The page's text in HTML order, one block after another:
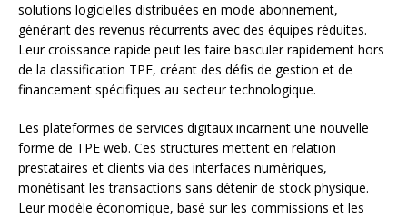
solutions logicielles distribuées en mode abonnement,
générant des revenus récurrents avec des équipes réduites.
Leur croissance rapide peut les faire basculer rapidement hors
de la classification TPE, créant des défis de gestion et de
financement spécifiques au secteur technologique.
Les plateformes de services digitaux incarnent une nouvelle
forme de TPE web. Ces structures mettent en relation
prestataires et clients via des interfaces numériques,
monétisant les transactions sans détenir de stock physique.
Leur modèle économique, basé sur les commissions et les